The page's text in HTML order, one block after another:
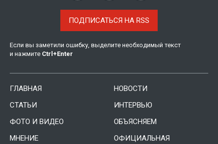
ПОДПИСАТЬСЯ НА RSS
Если вы заметили ошибку, выделите необходимый текст
и нажмите Ctrl +Enter
ГЛАВНАЯ
НОВОСТИ
СТАТЬИ
ИНТЕРВЬЮ
ФОТО И ВИДЕО
ОБЪЯСНЯЕМ
МНЕНИЕ
ОФИЦИАЛЬНАЯ